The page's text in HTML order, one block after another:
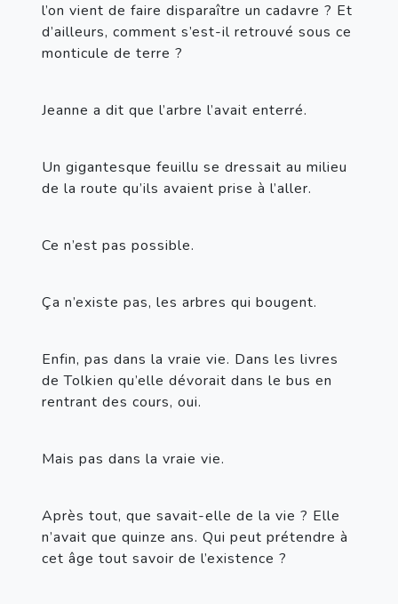
l’on vient de faire disparaître un cadavre ? Et
d’ailleurs, comment s’est-il retrouvé sous ce
monticule de terre ?
Jeanne a dit que l’arbre l’avait enterré.
Un gigantesque feuillu se dressait au milieu
de la route qu’ils avaient prise à l’aller.
Ce n’est pas possible.
Ça n’existe pas, les arbres qui bougent.
Enfin, pas dans la vraie vie. Dans les livres
de Tolkien qu’elle dévorait dans le bus en
rentrant des cours, oui.
Mais pas dans la vraie vie.
Après tout, que savait-elle de la vie ? Elle
n’avait que quinze ans. Qui peut prétendre à
cet âge tout savoir de l’existence ?